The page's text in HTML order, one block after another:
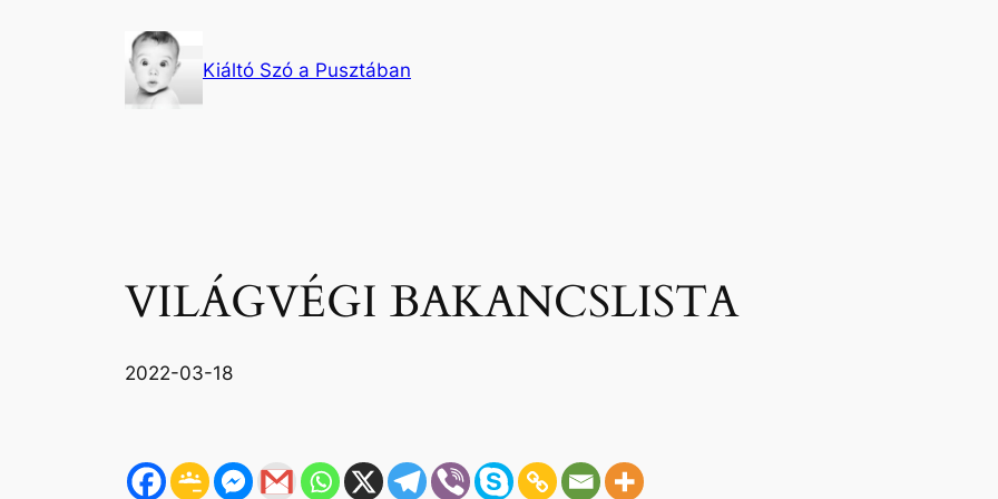
Kiáltó Szó a Pusztában
VILÁGVÉGI BAKANCSLISTA
2022-03-18